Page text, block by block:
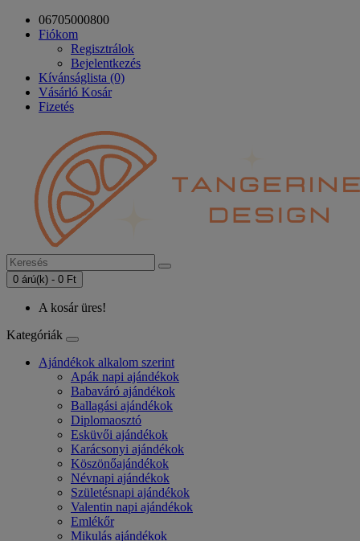
06705000800
Fiókom
Regisztrálok
Bejelentkezés
Kívánságlista (0)
Vásárló Kosár
Fizetés
0 árú(k) - 0 Ft
A kosár üres!
Kategóriák
Ajándékok alkalom szerint
Apák napi ajándékok
Babaváró ajándékok
Ballagási ajándékok
Diplomaosztó
Esküvői ajándékok
Karácsonyi ajándékok
Köszönőajándékok
Névnapi ajándékok
Születésnapi ajándékok
Valentin napi ajándékok
Emlékőr
Mikulás ajándékok